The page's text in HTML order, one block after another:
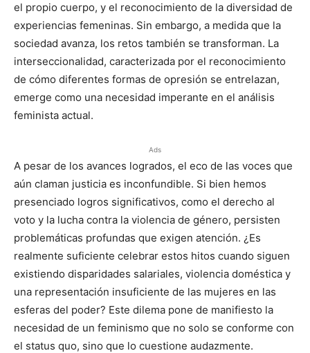
el propio cuerpo, y el reconocimiento de la diversidad de
experiencias femeninas. Sin embargo, a medida que la
sociedad avanza, los retos también se transforman. La
interseccionalidad, caracterizada por el reconocimiento
de cómo diferentes formas de opresión se entrelazan,
emerge como una necesidad imperante en el análisis
feminista actual.
Ads
A pesar de los avances logrados, el eco de las voces que
aún claman justicia es inconfundible. Si bien hemos
presenciado logros significativos, como el derecho al
voto y la lucha contra la violencia de género, persisten
problemáticas profundas que exigen atención. ¿Es
realmente suficiente celebrar estos hitos cuando siguen
existiendo disparidades salariales, violencia doméstica y
una representación insuficiente de las mujeres en las
esferas del poder? Este dilema pone de manifiesto la
necesidad de un feminismo que no solo se conforme con
el status quo, sino que lo cuestione audazmente.